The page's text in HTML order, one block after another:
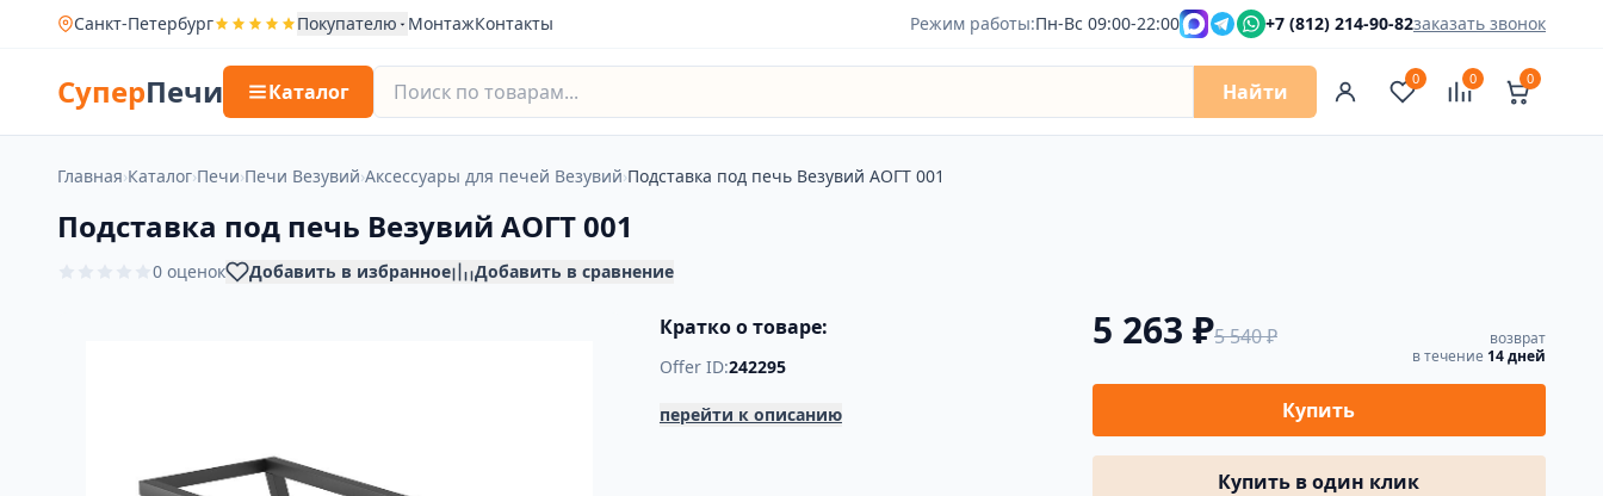
Санкт-Петербург Покупателю МонтажКонтакты Режим работы:Пн-Вс 09:00-22:00 +7 (812) 214-90-82заказать звонок
СуперПечи Каталог Найти
0 0 0
Главная›Каталог›Печи›Печи Везувий›Аксессуары для печей Везувий›Подставка под печь Везувий АОГТ 001
Подставка под печь Везувий АОГТ 001
0 оценок Добавить в избранное Добавить в сравнение
Кратко о товаре:
Offer ID:242295
перейти к описанию
5 263 ₽5 540 ₽
возврат
в течение 14 дней
Купить
Купить в один клик